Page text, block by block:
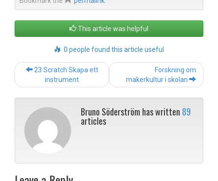
This article was helpful
0 people found this article useful
Post
navigation
23 Scratch Skapa ett
instrument
Forskning om
makerkultur i skolan
Bruno Söderström has written 89
articles